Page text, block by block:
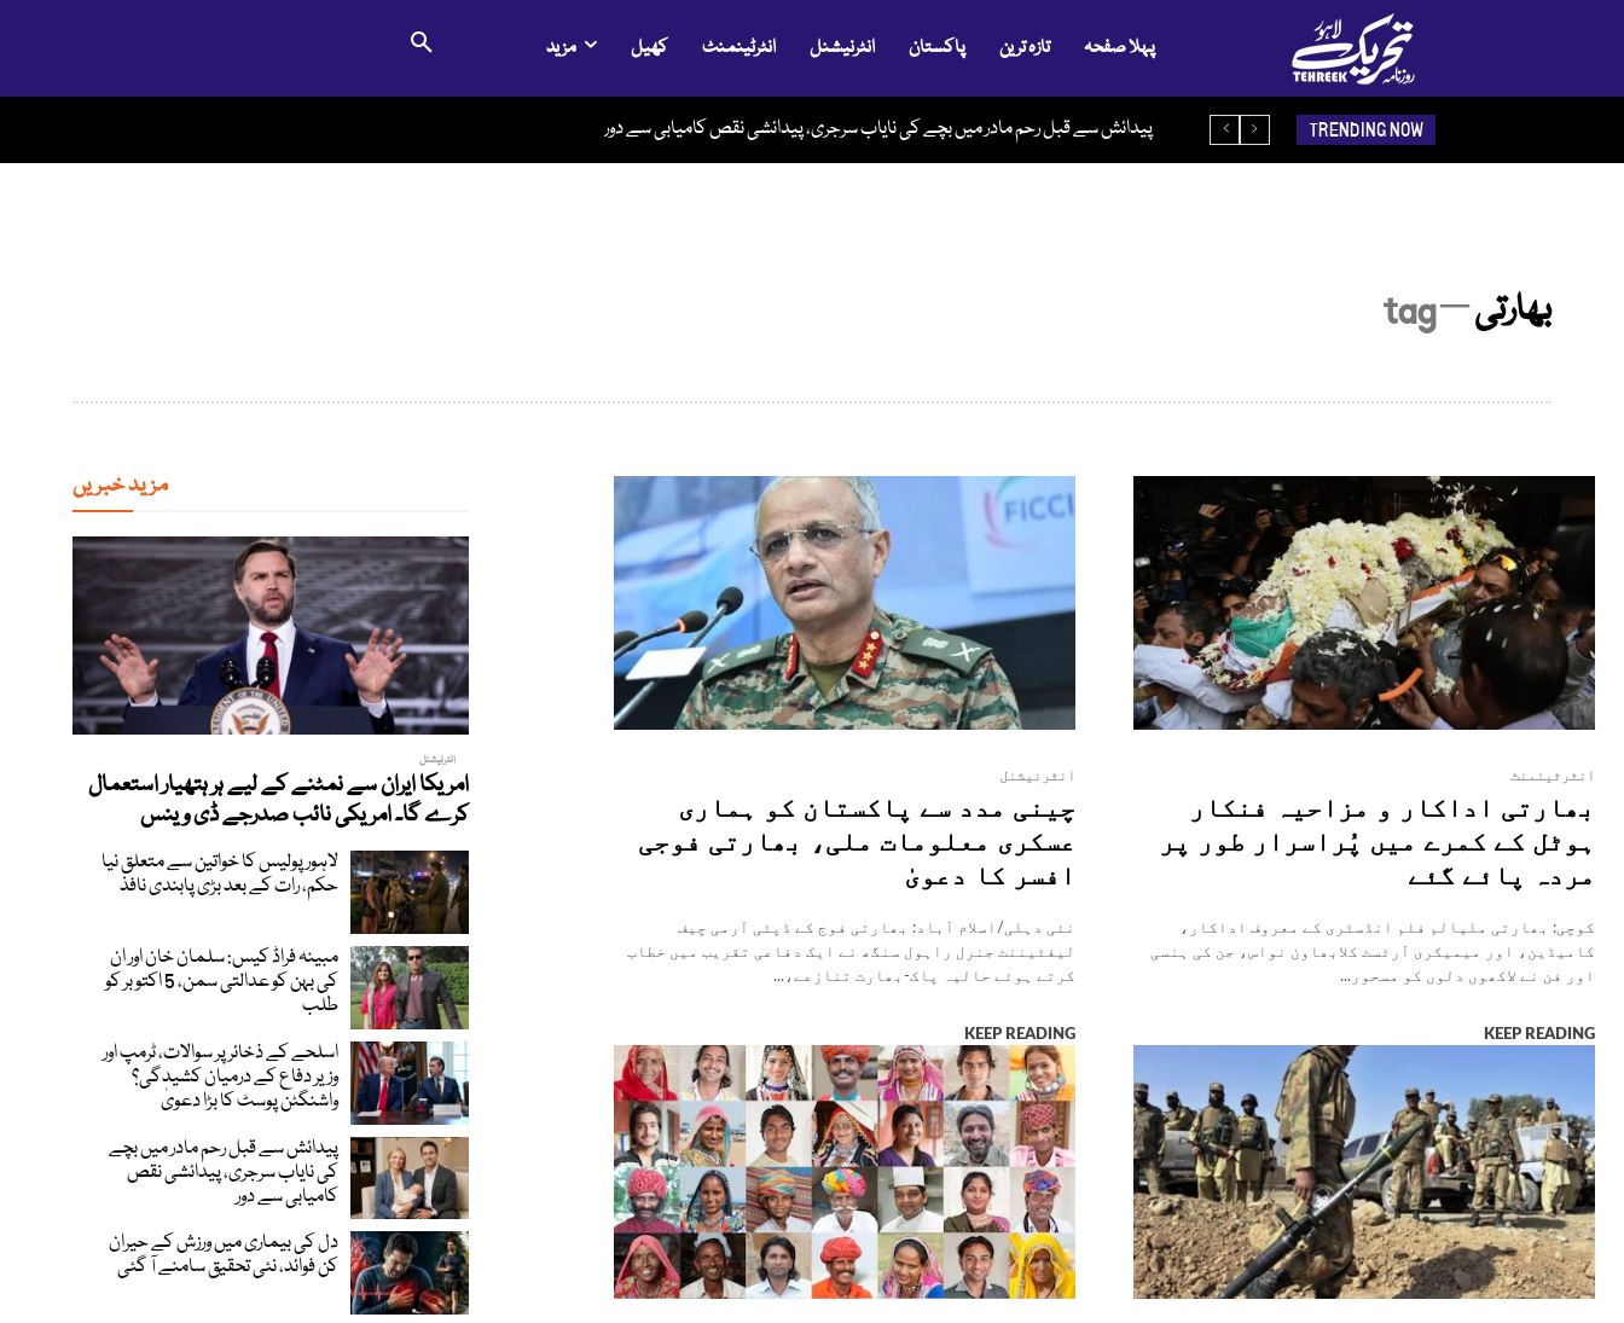
پہلا صفحہ تازہ ترین پاکستان انٹرنیشنل انٹرٹینمنٹ کھیل مزید
TRENDING NOW پیدائش سے قبل رحم مادر میں بچے کی نایاب سرجری، پیدائشی نقص کامیابی سے دور
بھارتی─ tag
انٹرٹینمنٹ
بھارتی اداکار و مزاحیہ فنکار
ہوٹل کے کمرے میں پُراسرار طور پر
مردہ پائے گئے
کوچی: بھارتی ملیالم فلم انڈسٹری کے معروف اداکار،
کامیڈین، اور میمیکری آرٹسٹ کلابھاون نواس، جن کی ہنسی
اور فن نے لاکھوں دلوں کو مسحور...
KEEP READING
انٹرنیشنل
چینی مدد سے پاکستان کو ہماری
عسکری معلومات ملی، بھارتی فوجی
افسر کا دعویٰ
نئی دہلی/اسلام آباد: بھارتی فوج کے ڈپٹی آرمی چیف
لیفٹیننٹ جنرل راہول سنگھ نے ایک دفاعی تقریب میں خطاب
کرتے ہوئے حالیہ پاک-بھارت تنازعے،...
KEEP READING
مزید خبریں
انٹرنیشنل
امریکا ایران سے نمٹنے کے لیے ہر ہتھیار استعمال
کرے گا۔ امریکی نائب صدرجے ڈی وینس
لاہور پولیس کا خواتین سے متعلق نیا
حکم، رات کے بعد بڑی پابندی نافذ
مبینہ فراڈ کیس: سلمان خان اور ان
کی بہن کو عدالتی سمن، 5 اکتوبر کو
طلب
اسلحے کے ذخائر پر سوالات، ٹرمپ اور
وزیر دفاع کے درمیان کشیدگی؟
واشنگٹن پوسٹ کا بڑا دعویٰ
پیدائش سے قبل رحم مادر میں بچے
کی نایاب سرجری، پیدائشی نقص
کامیابی سے دور
دل کی بیماری میں ورزش کے حیران
کن فوائد، نئی تحقیق سامنے آ گئی